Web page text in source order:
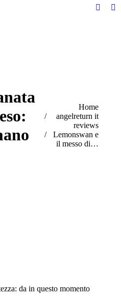
You are here:Home
angelreturn it
reviews
Lemonswan e
il messo di…
da in questo momento